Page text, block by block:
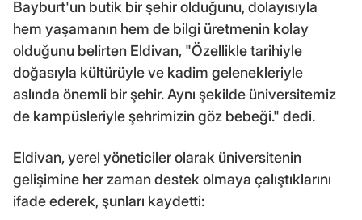
Bayburt'un butik bir şehir olduğunu, dolayısıyla
hem yaşamanın hem de bilgi üretmenin kolay
olduğunu belirten Eldivan, "Özellikle tarihiyle
doğasıyla kültürüyle ve kadim gelenekleriyle
aslında önemli bir şehir. Aynı şekilde üniversitemiz
de kampüsleriyle şehrimizin göz bebeği." dedi.
Eldivan, yerel yöneticiler olarak üniversitenin
gelişimine her zaman destek olmaya çalıştıklarını
ifade ederek, şunları kaydetti: